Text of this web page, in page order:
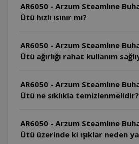
AR6050 - Arzum Steamlıne
Ütü hızlı ısınır mı?
AR6050 - Arzum Steamlıne
Ütü ağırlığı rahat kullanım
AR6050 - Arzum Steamlıne
Ütü ne sıklıkla temizlenmelidir?
AR6050 - Arzum Steamlıne
Ütü üzerinde ki ışıklar neden